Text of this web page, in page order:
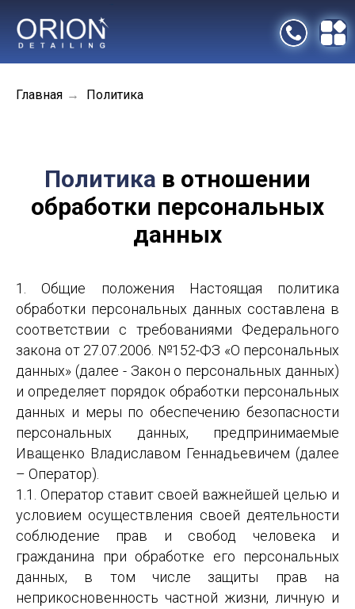
Главная → Политика
Политика в отношении
обработки персональных
данных
1. Общие положения Настоящая политика
обработки персональных данных составлена в
соответствии с требованиями Федерального
закона от 27.07.2006. №152-ФЗ «О персональных
данных» (далее - Закон о персональных данных)
и определяет порядок обработки персональных
данных и меры по обеспечению безопасности
персональных данных, предпринимаемые
Иващенко Владиславом Геннадьевичем (далее
– Оператор).
1.1. Оператор ставит своей важнейшей целью и
условием осуществления своей деятельности
соблюдение прав и свобод человека и
гражданина при обработке его персональных
данных, в том числе защиты прав на
неприкосновенность частной жизни, личную и